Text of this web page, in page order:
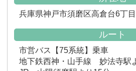
兵庫県神戸市須磨区高倉台6丁
ルート
市営バス【75系統】乗車
地下鉄西神・山手線 妙法寺駅